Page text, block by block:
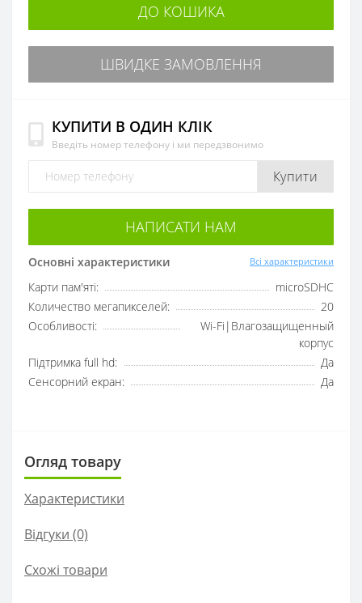
ДО КОШИКА
ШВИДКЕ ЗАМОВЛЕННЯ
КУПИТИ В ОДИН КЛІК
Введіть номер телефону і ми передзвонимо
Купити
НАПИСАТИ НАМ
Основні характеристики Всі характеристики
Карти пам'яті:
microSDHC
Количество мегапикселей:
20
Особливості:
Wi-Fi|Влагозащищенный
корпус
Підтримка full hd:
Да
Сенсорний екран:
Да
Огляд товару
Характеристики
Відгуки (0)
Схожі товари